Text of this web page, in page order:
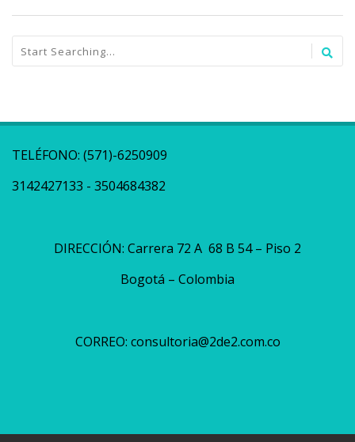
TELÉFONO: (571)-6250909
3142427133 - 3504684382
DIRECCIÓN: Carrera 72 A 68 B 54 – Piso 2
Bogotá – Colombia
CORREO: consultoria@2de2.com.co